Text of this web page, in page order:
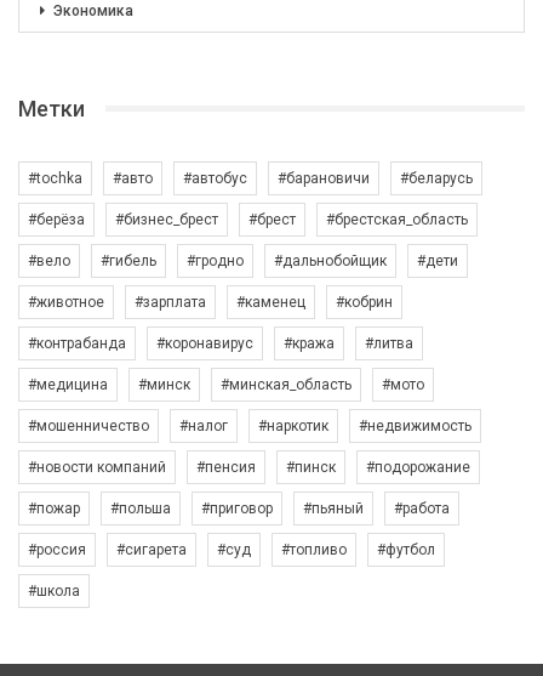
Экономика
Метки
#tochka #авто #автобус #барановичи #беларусь
#берёза #бизнес_брест #брест #брестская_область
#вело #гибель #гродно #дальнобойщик #дети
#животное #зарплата #каменец #кобрин
#контрабанда #коронавирус #кража #литва
#медицина #минск #минская_область #мото
#мошенничество #налог #наркотик #недвижимость
#новости компаний #пенсия #пинск #подорожание
#пожар #польша #приговор #пьяный #работа
#россия #сигарета #суд #топливо #футбол
#школа